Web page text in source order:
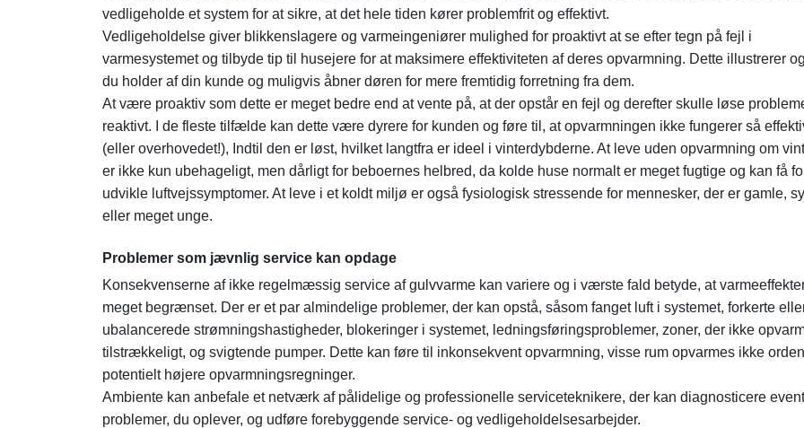
vedligeholde et system for at sikre, at det hele tiden kører problemfrit og effektivt.
Vedligeholdelse giver blikkenslagere og varmeingeniører mulighed for proaktivt at se efter tegn på fejl i
varmesystemet og tilbyde tip til husejere for at maksimere effektiviteten af ​​deres opvarmning. Dette illustrerer
du holder af din kunde og muligvis åbner døren for mere fremtidig forretning fra dem.
At være proaktiv som dette er meget bedre end at vente på, at der opstår en fejl og derefter skulle løse
reaktivt. I de fleste tilfælde kan dette være dyrere for kunden og føre til, at opvarmningen ikke fungerer så
(eller overhovedet!), Indtil den er løst, hvilket langtfra er ideel i vinterdybderne. At leve uden opvarmning om
er ikke kun ubehageligt, men dårligt for beboernes helbred, da kolde huse normalt er meget fugtige og kan få
udvikle luftvejssymptomer. At leve i et koldt miljø er også fysiologisk stressende for mennesker, der er gamle,
eller meget unge.
Problemer som jævnlig service kan opdage
Konsekvenserne af ikke regelmæssig service af gulvvarme kan variere og i værste fald betyde, at
meget begrænset. Der er et par almindelige problemer, der kan opstå, såsom fanget luft i systemet, forkerte
ubalancerede strømningshastigheder, blokeringer i systemet, ledningsføringsproblemer, zoner, der ikke
tilstrækkeligt, og svigtende pumper. Dette kan føre til inkonsekvent opvarmning, visse rum opvarmes ikke
potentielt højere opvarmningsregninger.
Ambiente kan anbefale et netværk af pålidelige og professionelle serviceteknikere, der kan diagnosticere
problemer, du oplever, og udføre forebyggende service- og vedligeholdelsesarbejder.